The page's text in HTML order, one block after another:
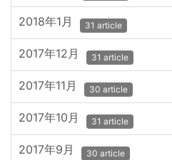
2018年1月 31 article
2017年12月 31 article
2017年11月 30 article
2017年10月 31 article
2017年9月 30 article